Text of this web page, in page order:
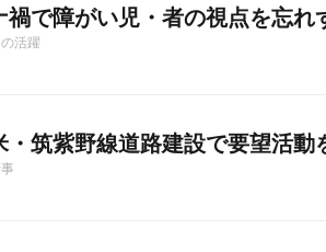
で障がい児・者の視点を忘れ
活躍
筑紫野線道路建設で要望活動